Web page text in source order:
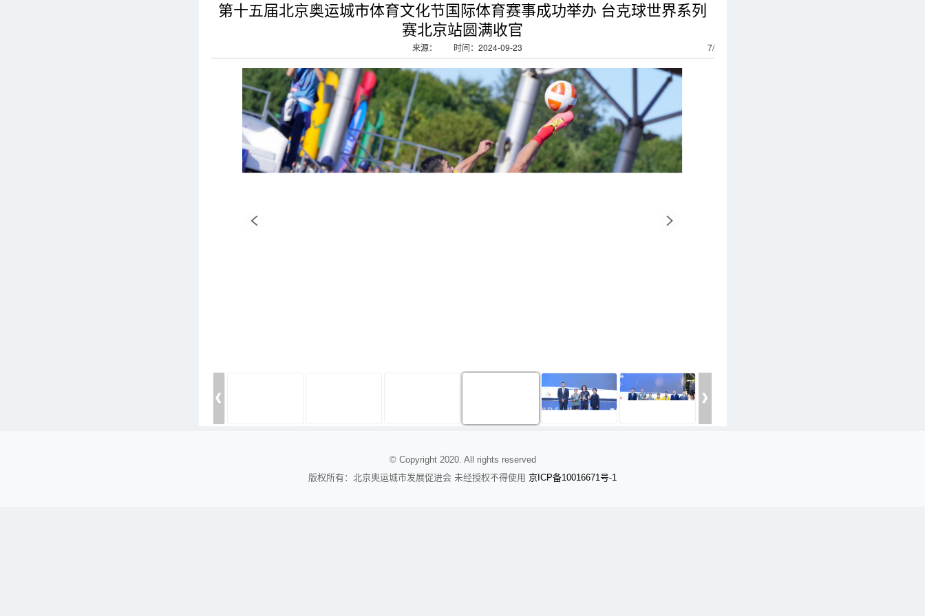
第十五届北京奥运城市体育文化节国际体育赛事成功举办 台克球世界系列
赛北京站圆满收官
来源： 时间：2024-09-23 7/
© Copyright 2020. All rights reserved
版权所有：北京奥运城市发展促进会 未经授权不得使用 京 ICP备10016671号-1